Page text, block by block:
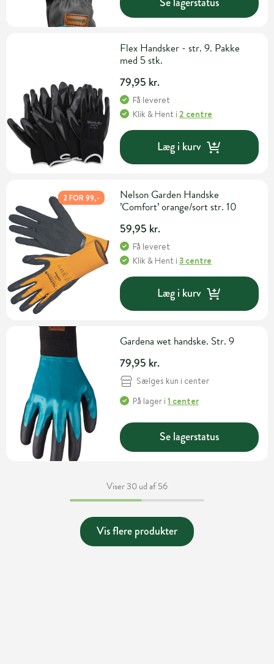
Flex Handsker - str. 9. Pakke
med 5 stk.
79,95 kr.
Få leveret
Klik & Hent i2 centre
Læg i kurv
2 FOR 99,-
Nelson Garden Handske
’Comfort’ orange/sort str. 10
59,95 kr.
Få leveret
Klik & Hent i3 centre
Læg i kurv
Gardena wet handske. Str. 9
79,95 kr.
Sælges kun i center
På lager i1 center
Se lagerstatus
Viser 30 ud af 56
Vis flere produkter